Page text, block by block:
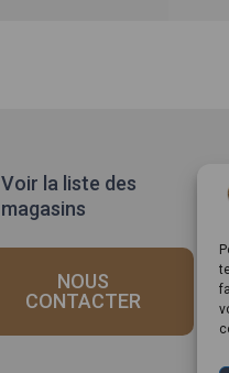
Voir la liste des
magasins
NOUS
CONTACTER